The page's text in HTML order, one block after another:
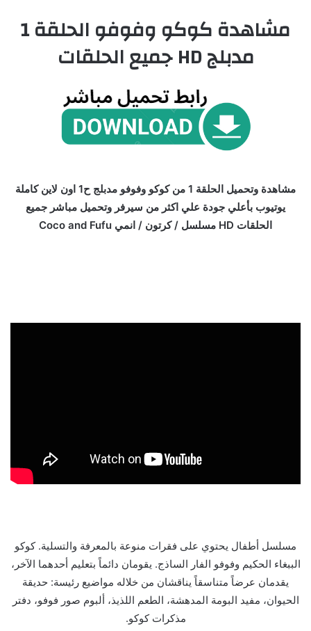
مشاهدة كوكو وفوفو الحلقة 1
مدبلج HD جميع الحلقات
مشاهدة وتحميل الحلقة 1 من كوكو وفوفو مدبلج ح1 اون لاين كاملة
يوتيوب بأعلي جودة علي اكثر من سيرفر وتحميل مباشر جميع
الحلقات HD مسلسل / كرتون / انمي Coco and Fufu
مسلسل أطفال يحتوي على فقرات منوعة بالمعرفة والتسلية. كوكو
الببغاء الحكيم وفوفو الفار الساذج. يقومان دائماً بتعليم أحدهما الآخر،
يقدمان عرضاً متناسقاً يناقشان من خلاله مواضيع رئيسة: حديقة
الحيوان، مفيد البومة المدهشة، الطعم اللذيذ، ألبوم صور فوفو، دفتر
مذكرات كوكو.